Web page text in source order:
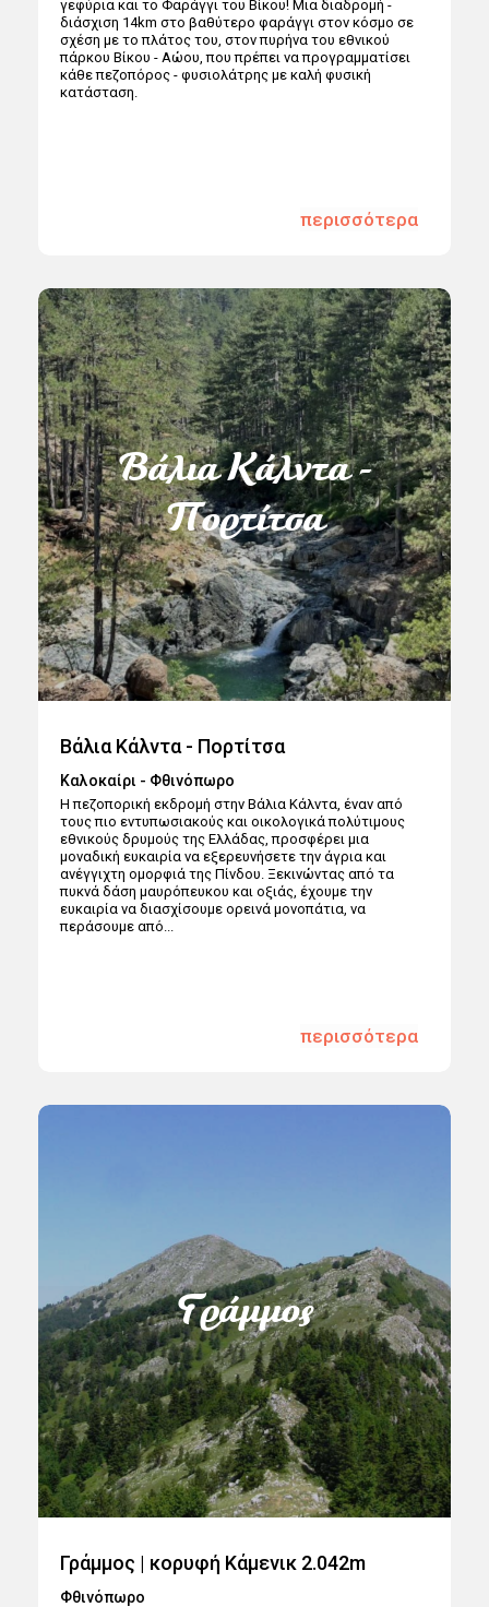
γεφύρια και το Φαράγγι του Βίκου! Μια διαδρομή -
διάσχιση 14km στο βαθύτερο φαράγγι στον κόσμο σε
σχέση με το πλάτος του, στον πυρήνα του εθνικού
πάρκου Βίκου - Αώου, που πρέπει να προγραμματίσει
κάθε πεζοπόρος - φυσιολάτρης με καλή φυσική
κατάσταση.
περισσότερα
Βάλια Κάλντα -
Πορτίτσα
Βάλια Κάλντα - Πορτίτσα
Καλοκαίρι - Φθινόπωρο
Η πεζοπορική εκδρομή στην Βάλια Κάλντα, έναν από
τους πιο εντυπωσιακούς και οικολογικά πολύτιμους
εθνικούς δρυμούς της Ελλάδας, προσφέρει μια
μοναδική ευκαιρία να εξερευνήσετε την άγρια και
ανέγγιχτη ομορφιά της Πίνδου. Ξεκινώντας από τα
πυκνά δάση μαυρόπευκου και οξιάς, έχουμε την
ευκαιρία να διασχίσουμε ορεινά μονοπάτια, να
περάσουμε από...
περισσότερα
Γράμμος
Γράμμος | κορυφή Κάμενικ 2.042m
Φθινόπωρο